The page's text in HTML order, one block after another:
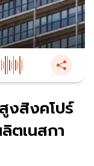
งสิงคโปร์
ตเนสกา